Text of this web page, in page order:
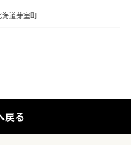
海道芽室町
戻る